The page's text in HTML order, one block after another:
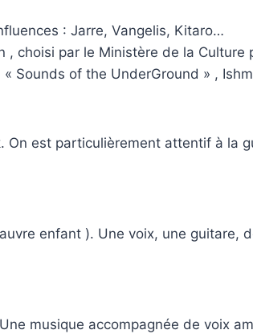
: Jarre, Vangelis, Kitaro…
, choisi par le Ministère de la
Sounds of the UnderGround » ,
est particulièrement attentif à la
enfant ). Une voix, une
musique accompagnée de voix